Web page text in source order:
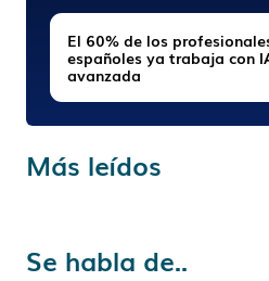
El 60% de los
españoles ya trabaja con
avanzada
Más leídos
Se habla de..